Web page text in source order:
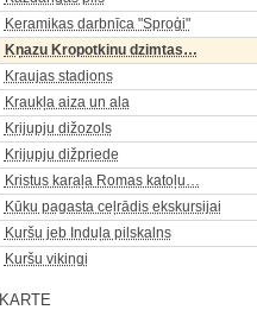
Keramikas darbnīca "Sproģi"
Kņazu Kropotkinu dzimtas…
Kraujas stadions
Kraukļa aiza un ala
Krijupju dižozols
Krijupju dižpriede
Kristus karaļa Romas katoļu…
Kūku pagasta ceļrādis ekskursijai
Kuršu jeb Induļa pilskalns
Kuršu vikingi
KARTE